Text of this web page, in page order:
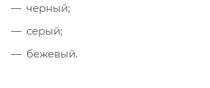
черный;
серый;
бежевый.